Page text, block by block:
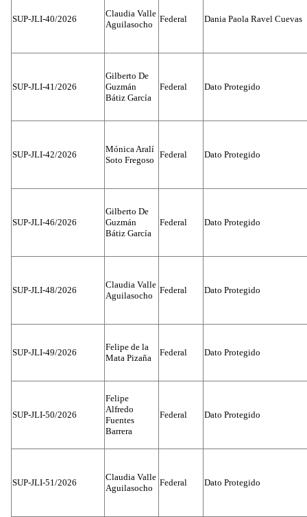
SUP-JLI-40/2026
Claudia Valle
Aguilasocho
Federal Dania Paola Ravel Cuevas
SUP-JLI-41/2026
Gilberto De
Guzmán
Bátiz García
Federal Dato Protegido
SUP-JLI-42/2026
Mónica Aralí
Soto Fregoso
Federal Dato Protegido
SUP-JLI-46/2026
Gilberto De
Guzmán
Bátiz García
Federal Dato Protegido
SUP-JLI-48/2026
Claudia Valle
Aguilasocho
Federal Dato Protegido
SUP-JLI-49/2026
Felipe de la
Mata Pizaña
Federal Dato Protegido
SUP-JLI-50/2026
Felipe
Alfredo
Fuentes
Barrera
Federal Dato Protegido
SUP-JLI-51/2026
Claudia Valle
Aguilasocho
Federal Dato Protegido